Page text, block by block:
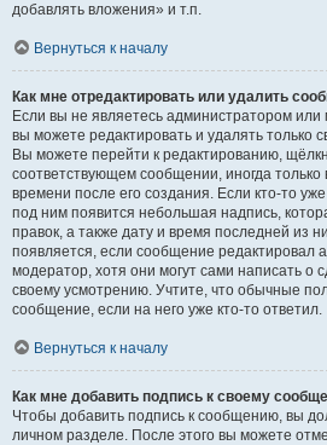
добавлять вложения» и т.п.
Вернуться к началу
Как мне отредактировать или удалить
Если вы не являетесь администратором
вы можете редактировать и удалять только
Вы можете перейти к редактированию,
соответствующем сообщении, иногда только
времени после его создания. Если кто-то
под ним появится небольшая надпись,
правок, а также дату и время последней из
появляется, если сообщение редактировал
модератор, хотя они могут сами написать о
своему усмотрению. Учтите, что обычные
сообщение, если на него уже кто-то ответил.
Вернуться к началу
Как мне добавить подпись к своему
Чтобы добавить подпись к сообщению, вы
личном разделе. После этого вы можете